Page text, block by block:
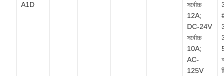
A1D
সর্বোচ্চ
12A;
DC-24V
সর্বোচ্চ
10A;
AC-
125V